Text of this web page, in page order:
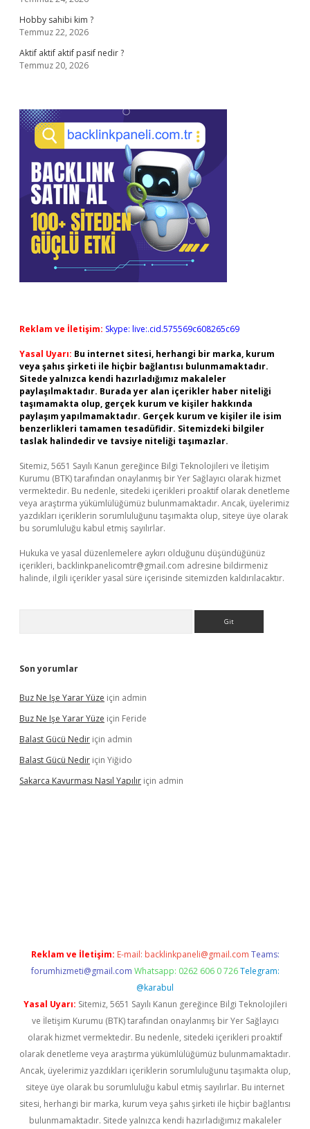
Hobby sahibi kim ?
Temmuz 22, 2026
Aktif aktif aktif pasif nedir ?
Temmuz 20, 2026
Reklam ve İletişim: Skype: live:.cid.575569c608265c69
Yasal Uyarı: Bu internet sitesi, herhangi bir marka, kurum
veya şahıs şirketi ile hiçbir bağlantısı bulunmamaktadır.
Sitede yalnızca kendi hazırladığımız makaleler
paylaşılmaktadır. Burada yer alan içerikler haber niteliği
taşımamakta olup, gerçek kurum ve kişiler hakkında
paylaşım yapılmamaktadır. Gerçek kurum ve kişiler ile isim
benzerlikleri tamamen tesadüfidir. Sitemizdeki bilgiler
taslak halindedir ve tavsiye niteliği taşımazlar.
Sitemiz, 5651 Sayılı Kanun gereğince Bilgi Teknolojileri ve İletişim
Kurumu (BTK) tarafından onaylanmış bir Yer Sağlayıcı olarak hizmet
vermektedir. Bu nedenle, sitedeki içerikleri proaktif olarak denetleme
veya araştırma yükümlülüğümüz bulunmamaktadır. Ancak, üyelerimiz
yazdıkları içeriklerin sorumluluğunu taşımakta olup, siteye üye olarak
bu sorumluluğu kabul etmiş sayılırlar.
Hukuka ve yasal düzenlemelere aykırı olduğunu düşündüğünüz
içerikleri, backlinkpanelicomtr@gmail.com adresine bildirmeniz
halinde, ilgili içerikler yasal süre içerisinde sitemizden kaldırılacaktır.
Son yorumlar
Buz Ne Işe Yarar Yüze için admin
Buz Ne Işe Yarar Yüze için Feride
Balast Gücü Nedir için admin
Balast Gücü Nedir için Yiğido
Sakarca Kavurması Nasıl Yapılır için admin
Reklam ve İletişim: E-mail: backlinkpaneli@gmail.com Teams:
forumhizmeti@gmail.com Whatsapp: 0262 606 0 726 Telegram:
@karabul
Yasal Uyarı: Sitemiz, 5651 Sayılı Kanun gereğince Bilgi Teknolojileri
ve İletişim Kurumu (BTK) tarafından onaylanmış bir Yer Sağlayıcı
olarak hizmet vermektedir. Bu nedenle, sitedeki içerikleri proaktif
olarak denetleme veya araştırma yükümlülüğümüz bulunmamaktadır.
Ancak, üyelerimiz yazdıkları içeriklerin sorumluluğunu taşımakta olup,
siteye üye olarak bu sorumluluğu kabul etmiş sayılırlar. Bu internet
sitesi, herhangi bir marka, kurum veya şahıs şirketi ile hiçbir bağlantısı
bulunmamaktadır. Sitede yalnızca kendi hazırladığımız makaleler